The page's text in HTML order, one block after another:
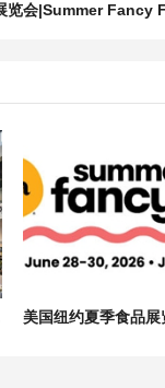
Fancy Food Show